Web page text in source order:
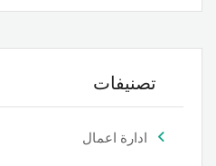
تصنيفات
ادارة اعمال